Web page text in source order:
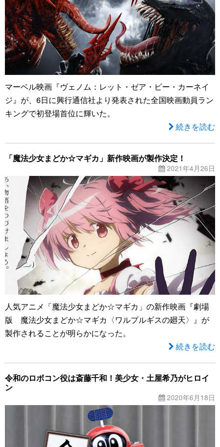
マーベル映画『ヴェノム：レット・ゼア・ビー・カーネイ
ジ』が、6日に興行通信社より発表された全国映画動員ラン
キングで初登場首位に輝いた。
続きを読む
「魔法少女まどか☆マギカ」新作映画が製作決定！
2021年4月26日
人気アニメ「魔法少女まどか☆マギカ」の新作映画『劇場
版 魔法少女まどか☆マギカ〈ワルプルギスの廻天〉』が
製作されることが明らかになった。
続きを読む
令和のロボコン役は斎藤千和！美少女・土屋希乃がヒロイ
ン
2020年6月18日